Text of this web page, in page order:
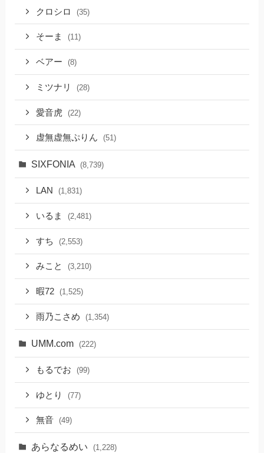
クロシロ (35)
そーま (11)
ベアー (8)
ミツナリ (28)
愛音虎 (22)
虚無虚無ぷりん (51)
SIXFONIA (8,739)
LAN (1,831)
いるま (2,481)
すち (2,553)
みこと (3,210)
暇72 (1,525)
雨乃こさめ (1,354)
UMM.com (222)
もるでお (99)
ゆとり (77)
無音 (49)
あらなるめい (1,228)